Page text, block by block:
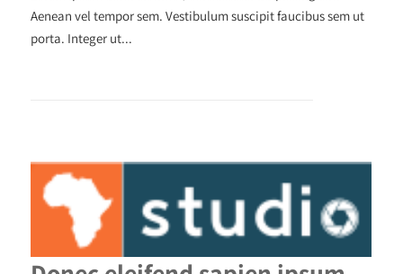
Aenean vel tempor sem. Vestibulum suscipit faucibus sem ut
porta. Integer ut...